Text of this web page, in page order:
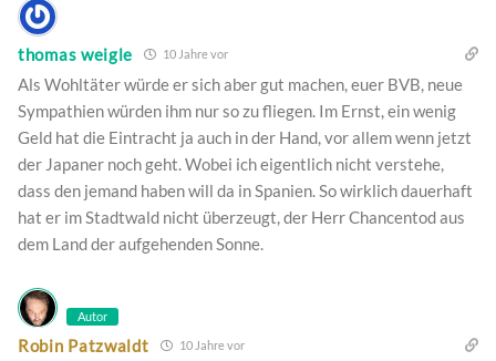
thomas weigle 10 Jahre vor
Als Wohltäter würde er sich aber gut machen, euer BVB, neue
Sympathien würden ihm nur so zu fliegen. Im Ernst, ein wenig
Geld hat die Eintracht ja auch in der Hand, vor allem wenn jetzt
der Japaner noch geht. Wobei ich eigentlich nicht verstehe,
dass den jemand haben will da in Spanien. So wirklich dauerhaft
hat er im Stadtwald nicht überzeugt, der Herr Chancentod aus
dem Land der aufgehenden Sonne.
Autor
Robin Patzwaldt 10 Jahre vor